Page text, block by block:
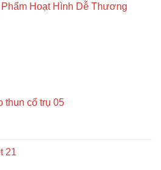
Hoạt Hình Dễ Thương
thun cổ trụ 05
21